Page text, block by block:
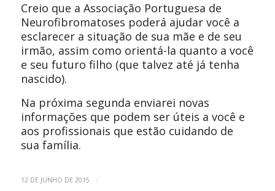
Creio que a Associação Portuguesa de
Neurofibromatoses poderá ajudar você a
esclarecer a situação de sua mãe e de seu
irmão, assim como orientá-la quanto a você
e seu futuro filho (que talvez até já tenha
nascido).
Na próxima segunda enviarei novas
informações que podem ser úteis a você e
aos profissionais que estão cuidando de
sua família.
12 DE JUNHO DE 2015 /